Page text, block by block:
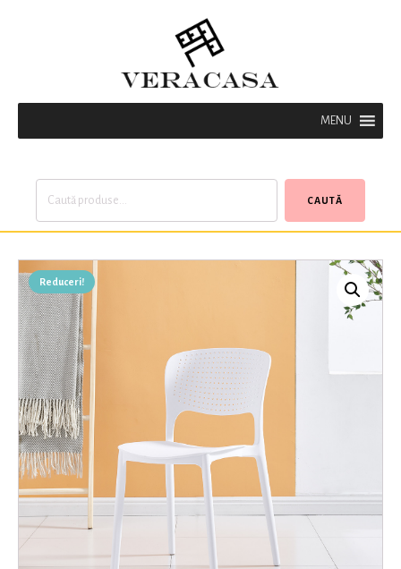
MENU
Caută
CAUTĂ
Reduceri!